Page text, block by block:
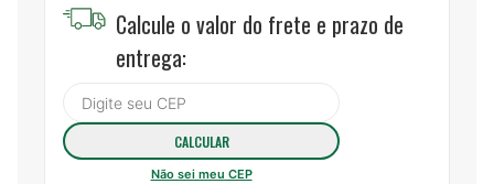
Calcule o valor do frete e prazo de
entrega:
Não sei meu CEP